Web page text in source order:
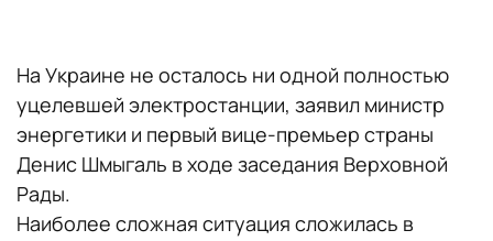
На Украине не осталось ни одной полностью
уцелевшей электростанции, заявил министр
энергетики и первый вице-премьер страны
Денис Шмыгаль в ходе заседания Верховной
Рады.
Наиболее сложная ситуация сложилась в